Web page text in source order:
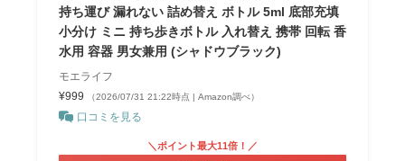
持ち運び 漏れない 詰め替え ボトル 5ml 底部充填
小分け ミニ 持ち歩きボトル 入れ替え 携帯 回転 香
水用 容器 男女兼用 (シャドウブラック)
モエライフ
¥999
（2026/07/31 21:22時点 | Amazon調べ）
口コミを見る
＼ポイント最大11倍！／